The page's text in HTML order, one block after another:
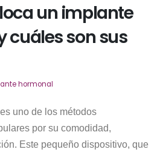
un implante
cuáles son sus
hormonal
uno de los métodos
por su comodidad,
Este pequeño dispositivo, que